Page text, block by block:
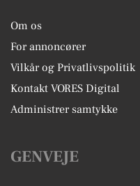
Om os
For annoncører
Vilkår og Privatlivspolitik
Kontakt VORES Digital
Administrer samtykke
GENVEJE